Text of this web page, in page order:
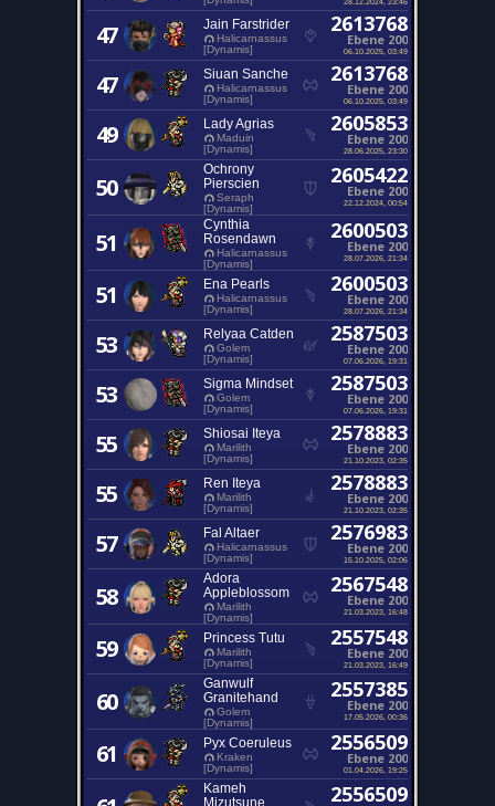
47 Jain Farstrider
Halicarnassus
[Dynamis]
2613768
Ebene 200
06.10.2025, 03:49
47 Siuan Sanche
Halicarnassus
[Dynamis]
2613768
Ebene 200
06.10.2025, 03:49
49 Lady Agrias
Maduin
[Dynamis]
2605853
Ebene 200
28.06.2025, 23:30
50
Ochrony
Pierscien
Seraph
[Dynamis]
2605422
Ebene 200
22.12.2024, 00:54
51
Cynthia
Rosendawn
Halicarnassus
[Dynamis]
2600503
Ebene 200
28.07.2026, 21:34
51 Ena Pearls
Halicarnassus
[Dynamis]
2600503
Ebene 200
28.07.2026, 21:34
53 Relyaa Catden
Golem
[Dynamis]
2587503
Ebene 200
07.06.2026, 19:31
53 Sigma Mindset
Golem
[Dynamis]
2587503
Ebene 200
07.06.2026, 19:31
55 Shiosai Iteya
Marilith
[Dynamis]
2578883
Ebene 200
21.10.2023, 02:35
55 Ren Iteya
Marilith
[Dynamis]
2578883
Ebene 200
21.10.2023, 02:35
57 Fal Altaer
Halicarnassus
[Dynamis]
2576983
Ebene 200
15.10.2025, 02:06
58
Adora
Appleblossom
Marilith
[Dynamis]
2567548
Ebene 200
21.03.2023, 16:48
59 Princess Tutu
Marilith
[Dynamis]
2557548
Ebene 200
21.03.2023, 16:49
60
Ganwulf
Granitehand
Golem
[Dynamis]
2557385
Ebene 200
17.05.2026, 00:36
61 Pyx Coeruleus
Kraken
[Dynamis]
2556509
Ebene 200
01.04.2026, 19:25
Kameh
2556509